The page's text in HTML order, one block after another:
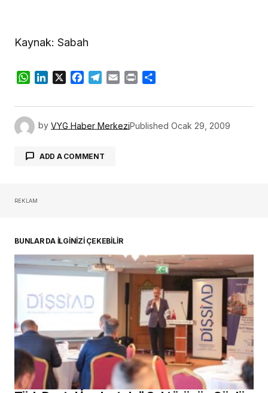
Kaynak: Sabah
WhatsApp
LinkedIn
X Facebook
Telegram
Email Print
by VYG Haber MerkeziPublished Ocak 29, 2009
ADD A COMMENT
REKLAM
BUNLAR DA İLGİNİZİ ÇEKEBİLİR